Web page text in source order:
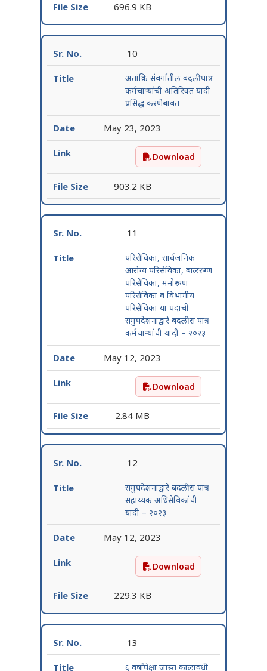
696.9 KB
10
अतांत्रिक संवर्गातील बदलीपात्र
कर्मचाऱ्यांची अतिरिक्त यादी
प्रसिद्ध करणेबाबत
May 23, 2023
अतांत्रिक संवर्गातील
Download
903.2 KB
11
परिसेविका, सार्वजनिक
आरोग्य परिसेविका, बालरुग्ण
परिसेविका, मनोरुग्ण
परिसेविका व विभागीय
परिसेविका या पदाची
समुपदेशनाद्वारे बदलीस पात्र
कर्मचाऱ्यांची यादी – २०२३
May 12, 2023
परिसेविका, सार्वजनिक
Download
2.84 MB
12
समुपदेशनाद्वारे बदलीस पात्र
सहाय्यक अधिसेविकांची
यादी – २०२३
May 12, 2023
समुपदेशनाद्वारे बदलीस पात्र
Download
229.3 KB
13
६ वर्षांपेक्षा जास्त कालावधी